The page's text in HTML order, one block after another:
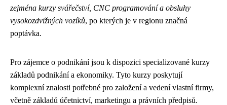
zejména kurzy svářečství, CNC programování a obsluhy
vysokozdvižných vozíků, po kterých je v regionu značná
poptávka.
Pro zájemce o podnikání jsou k dispozici specializované kurzy
základů podnikání a ekonomiky. Tyto kurzy poskytují
komplexní znalosti potřebné pro založení a vedení vlastní firmy,
včetně základů účetnictví, marketingu a právních předpisů.